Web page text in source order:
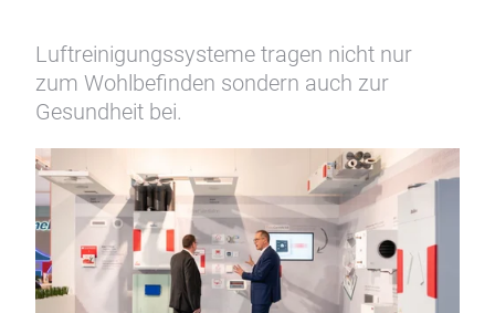
Luftreinigungssysteme tragen nicht nur
zum Wohlbefinden sondern auch zur
Gesundheit bei.